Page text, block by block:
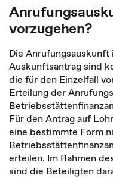
vorzugehen?
Die
Auskunftsantrag sind
die für den Einzelfall
Erteilung der
Für den Antrag auf
eine bestimmte Form
erteilen. Im Rahmen
sind die Beteiligten